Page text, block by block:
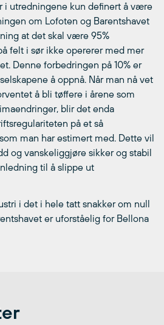
i utredningene kun definert å være
om Lofoten og Barentshavet
at det skal være 95%
felt i sør ikke opererer med mer
Denne forbedringen på 10% er
å oppnå. Når man nå vet
å bli tøffere i årene som
blir det enda
på et så
man har estimert med. Dette vil
og vanskeliggjøre sikker og stabil
til å slippe ut
i det i hele tatt snakker om null
er uforståelig for Bellona